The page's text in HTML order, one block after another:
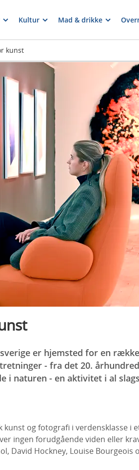
Kultur Mad & drikke
kunst
er hjemsted for en
- fra det 20.
i naturen - en aktivitet i al
kunst og fotografi i verdensklasse i
ingen forudgående viden eller
David Hockney, Louise Bourgeois